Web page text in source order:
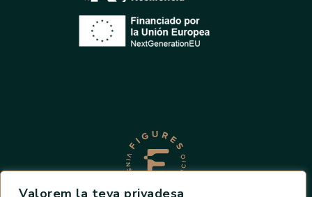
Valorem la teva privadesa